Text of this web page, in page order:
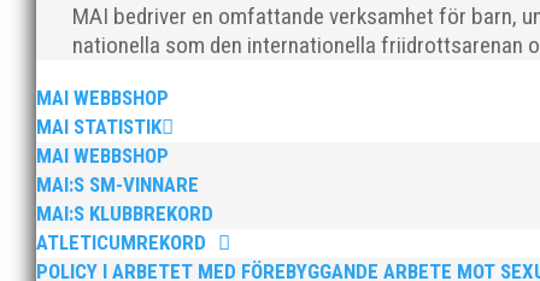
MAI bedriver en omfattande verksamhet för barn,
nationella som den internationella friidrottsarenan
MAI WEBBSHOP
MAI STATISTIK
MAI WEBBSHOP
MAI:S SM-VINNARE
MAI:S KLUBBREKORD
ATLETICUMREKORD
POLICY I ARBETET MED FÖREBYGGANDE ARBETE MOT
MAI Klubbkväll 8 okt – MAI bjöd in alla friidrottare